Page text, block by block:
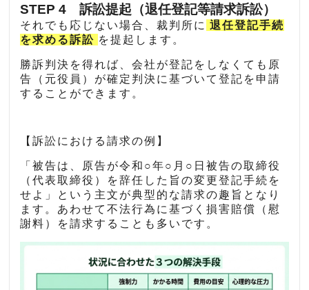
STEP 4 訴訟提起（退任登記等請求訴訟）
それでも応じない場合、裁判所に 退任登記手続
を求める訴訟 を提起します。
勝訴判決を得れば、会社が登記をしなくても原
告（元役員）が確定判決に基づいて登記を申請
することができます。
【訴訟における請求の例】
「被告は、原告が令和○年○月○日被告の取締役
（代表取締役）を辞任した旨の変更登記手続を
せよ」という主文が典型的な請求の趣旨となり
ます。あわせて不法行為に基づく損害賠償（慰
謝料）を請求することも多いです。